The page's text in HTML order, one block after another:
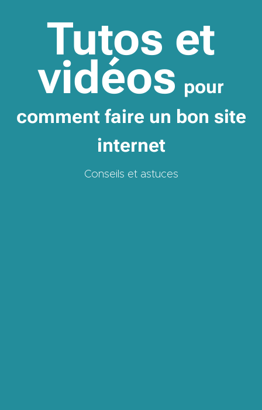
Tutos et
vidéos pour
comment faire un bon site
internet
Conseils et astuces